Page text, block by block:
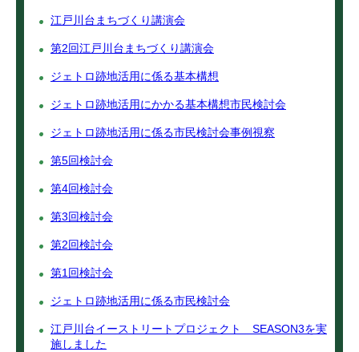
江戸川台まちづくり講演会
第2回江戸川台まちづくり講演会
ジェトロ跡地活用に係る基本構想
ジェトロ跡地活用にかかる基本構想市民検討会
ジェトロ跡地活用に係る市民検討会事例視察
第5回検討会
第4回検討会
第3回検討会
第2回検討会
第1回検討会
ジェトロ跡地活用に係る市民検討会
江戸川台イーストリートプロジェクト SEASON3を実
施しました